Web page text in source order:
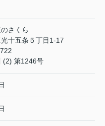
さくら
十五条５丁目1-17
(2) 第1246号